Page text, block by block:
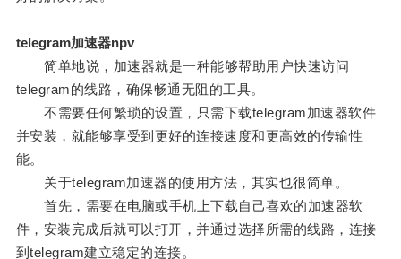
telegram加速器npv
简单地说，加速器就是一种能够帮助用户快速访问
telegram的线路，确保畅通无阻的工具。
不需要任何繁琐的设置，只需下载telegram加速器软件
并安装，就能够享受到更好的连接速度和更高效的传输性
能。
关于telegram加速器的使用方法，其实也很简单。
首先，需要在电脑或手机上下载自己喜欢的加速器软
件，安装完成后就可以打开，并通过选择所需的线路，连接
到telegram建立稳定的连接。